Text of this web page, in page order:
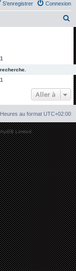
Connexion
S’enregistrer
c
e
r
1
1
Aller à
Heures au format UTC+02:00
Limited